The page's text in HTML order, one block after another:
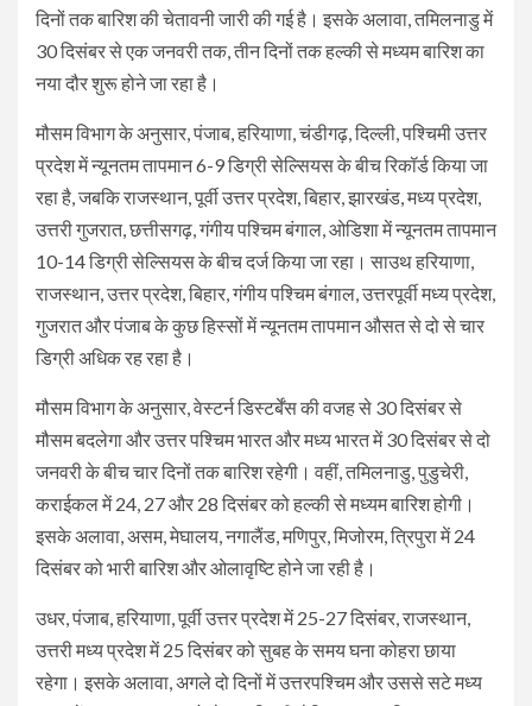
दिनों तक बारिश की चेतावनी जारी की गई है। इसके अलावा, तमिलनाडु में
30 दिसंबर से एक जनवरी तक, तीन दिनों तक हल्की से मध्यम बारिश का
नया दौर शुरू होने जा रहा है।
मौसम विभाग के अनुसार, पंजाब, हरियाणा, चंडीगढ़, दिल्ली, पश्चिमी उत्तर
प्रदेश में न्यूनतम तापमान 6-9 डिग्री सेल्सियस के बीच रिकॉर्ड किया जा
रहा है, जबकि राजस्थान, पूर्वी उत्तर प्रदेश, बिहार, झारखंड, मध्य प्रदेश,
उत्तरी गुजरात, छत्तीसगढ़, गंगीय पश्चिम बंगाल, ओडिशा में न्यूनतम तापमान
10-14 डिग्री सेल्सियस के बीच दर्ज किया जा रहा। साउथ हरियाणा,
राजस्थान, उत्तर प्रदेश, बिहार, गंगीय पश्चिम बंगाल, उत्तरपूर्वी मध्य प्रदेश,
गुजरात और पंजाब के कुछ हिस्सों में न्यूनतम तापमान औसत से दो से चार
डिग्री अधिक रह रहा है।
मौसम विभाग के अनुसार, वेस्टर्न डिस्टर्बेंस की वजह से 30 दिसंबर से
मौसम बदलेगा और उत्तर पश्चिम भारत और मध्य भारत में 30 दिसंबर से दो
जनवरी के बीच चार दिनों तक बारिश रहेगी। वहीं, तमिलनाडु, पुडुचेरी,
कराईकल में 24, 27 और 28 दिसंबर को हल्की से मध्यम बारिश होगी।
इसके अलावा, असम, मेघालय, नगालैंड, मणिपुर, मिजोरम, त्रिपुरा में 24
दिसंबर को भारी बारिश और ओलावृष्टि होने जा रही है।
उधर, पंजाब, हरियाणा, पूर्वी उत्तर प्रदेश में 25-27 दिसंबर, राजस्थान,
उत्तरी मध्य प्रदेश में 25 दिसंबर को सुबह के समय घना कोहरा छाया
रहेगा। इसके अलावा, अगले दो दिनों में उत्तरपश्चिम और उससे सटे मध्य